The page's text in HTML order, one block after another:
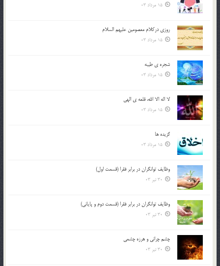
15 مرداد 03
روزي دركلام معصومين عليهم السلام
15 مرداد 03
شجره ي طيبه
15 مرداد 03
لا اله الا الله، قلعه ي الهي
15 مرداد 03
گزيده ها
15 مرداد 03
وظایف توانگران در برابر فقرا (قسمت اول)
30 تیر 03
وظایف توانگران در برابر فقرا (قسمت دوم و پایانی)
30 تیر 03
چشم ‏چرانى و هرزه‏ چشمى
30 تیر 03